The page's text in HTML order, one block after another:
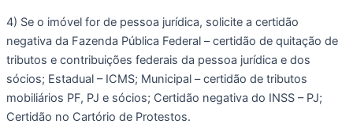
4) Se o imóvel for de pessoa jurídica, solicite a certidão
negativa da Fazenda Pública Federal – certidão de quitação de
tributos e contribuições federais da pessoa jurídica e dos
sócios; Estadual – ICMS; Municipal – certidão de tributos
mobiliários PF, PJ e sócios; Certidão negativa do INSS – PJ;
Certidão no Cartório de Protestos.